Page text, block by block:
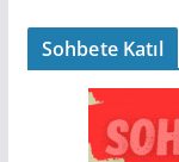
Sohbete Katıl